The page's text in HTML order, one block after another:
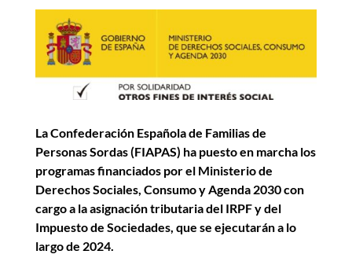
La Confederación Española de Familias de
Personas Sordas (FIAPAS) ha puesto en marcha los
programas financiados por el Ministerio de
Derechos Sociales, Consumo y Agenda 2030 con
cargo a la asignación tributaria del IRPF y del
Impuesto de Sociedades, que se ejecutarán a lo
largo de 2024.